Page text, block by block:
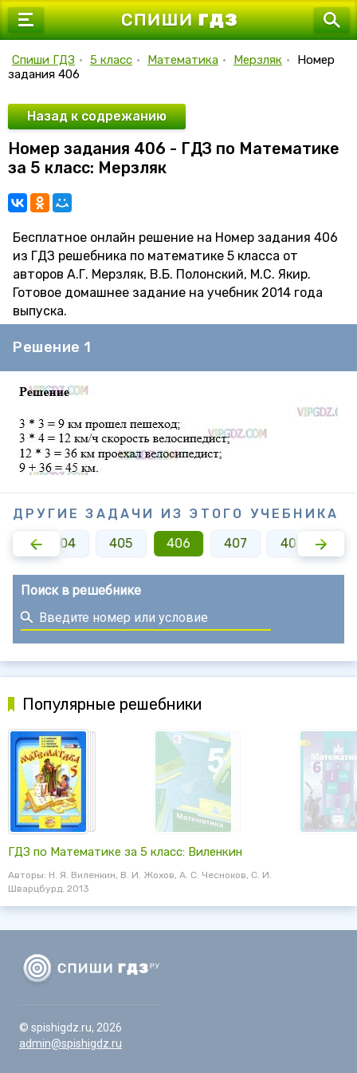
7 класс
9 класс
10 класс
11 класс
Спиши ГДЗ • 5 класс • Математика • Мерзляк •
Номер
задания 406
Назад к содрежанию
Номер задания 406 - ГДЗ по Математике
за 5 класс: Мерзляк
Бесплатное онлайн решение на Номер задания 406
из ГДЗ решебника по математике 5 класса от
авторов А.Г. Мерзляк, В.Б. Полонский, М.С. Якир.
Готовое домашнее задание на учебник 2014 года
выпуска.
Решение 1
ДРУГИЕ ЗАДАЧИ ИЗ ЭТОГО УЧЕБНИКА
404 405 406 407 408
Поиск в решебнике
Популярные решебники
ГДЗ по Математике за 5 класс: Виленкин
Авторы: Н. Я. Виленкин, В. И. Жохов, А. С. Чесноков, С. И.
Шварцбурд. 2013
© spishigdz.ru, 2026
admin@spishigdz.ru